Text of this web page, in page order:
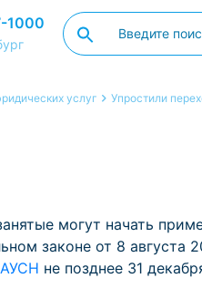
1000
услуг Упростили
могут начать
законе от 8 августа
не позднее 31